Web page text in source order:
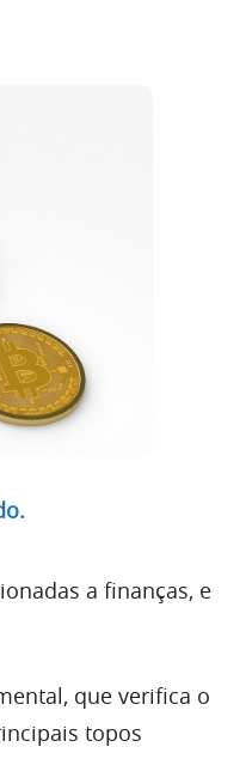
a finanças, e
que verifica o
topos